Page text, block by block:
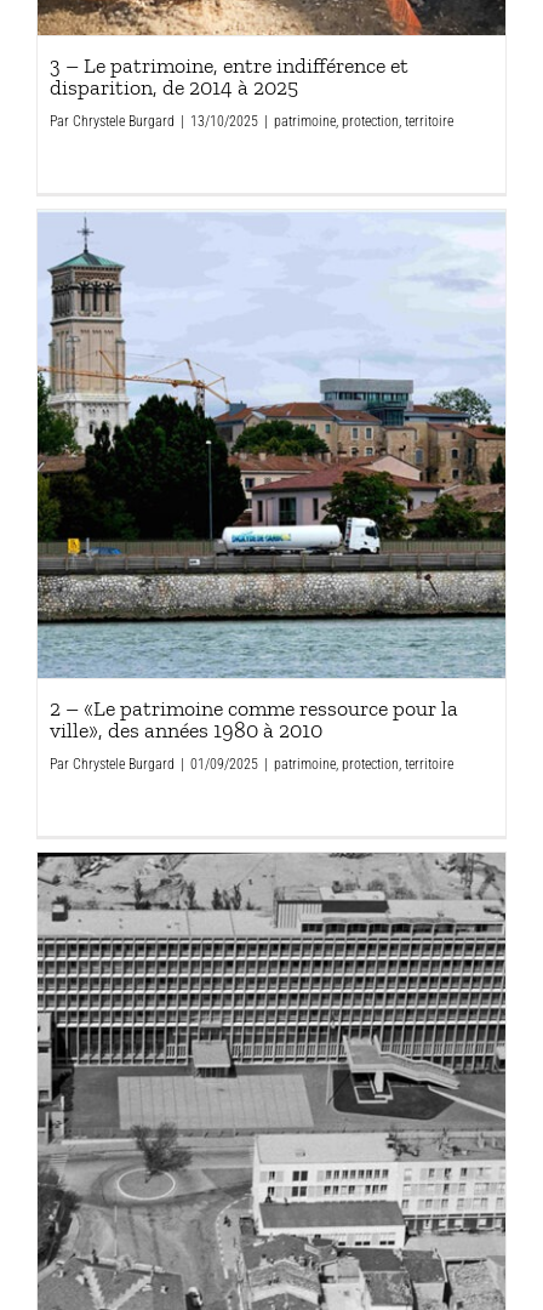
3 – Le patrimoine, entre indifférence et
disparition, de 2014 à 2025
Par Chrystele Burgard 13/10/2025 patrimoine, protection, territoire
2 – «Le patrimoine comme ressource pour la
ville», des années 1980 à 2010
Par Chrystele Burgard 01/09/2025 patrimoine, protection, territoire